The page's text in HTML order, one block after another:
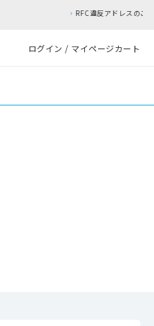
RFC違反アドレスのご利用について
ログイン / マイページカート